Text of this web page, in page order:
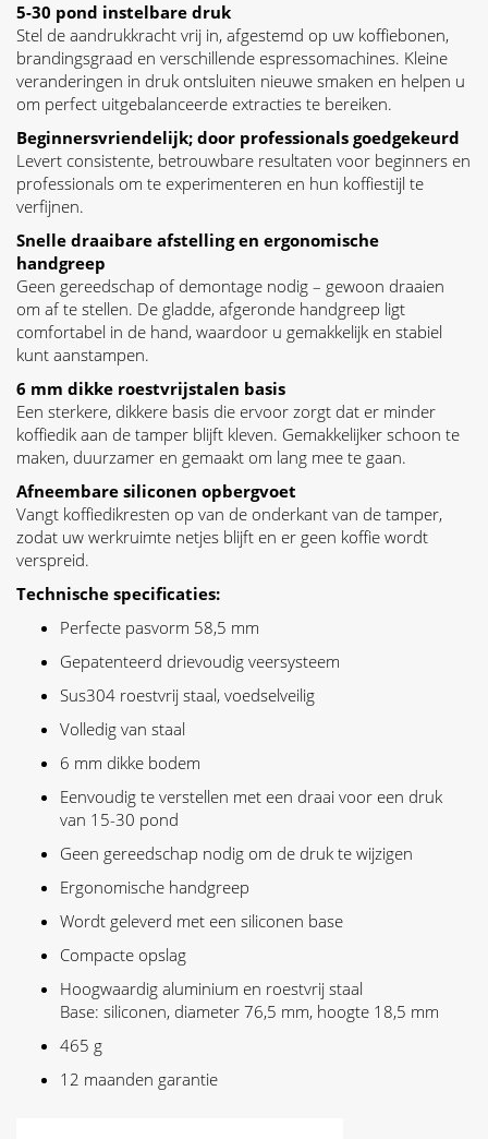
5-30 pond instelbare druk
Stel de aandrukkracht vrij in, afgestemd op uw koffiebonen,
brandingsgraad en verschillende espressomachines. Kleine
veranderingen in druk ontsluiten nieuwe smaken en helpen u
om perfect uitgebalanceerde extracties te bereiken.
Beginnersvriendelijk; door professionals goedgekeurd
Levert consistente, betrouwbare resultaten voor beginners en
professionals om te experimenteren en hun koffiestijl te
verfijnen.
Snelle draaibare afstelling en ergonomische
handgreep
Geen gereedschap of demontage nodig – gewoon draaien
om af te stellen. De gladde, afgeronde handgreep ligt
comfortabel in de hand, waardoor u gemakkelijk en stabiel
kunt aanstampen.
6 mm dikke roestvrijstalen basis
Een sterkere, dikkere basis die ervoor zorgt dat er minder
koffiedik aan de tamper blijft kleven. Gemakkelijker schoon te
maken, duurzamer en gemaakt om lang mee te gaan.
Afneembare siliconen opbergvoet
Vangt koffiedikresten op van de onderkant van de tamper,
zodat uw werkruimte netjes blijft en er geen koffie wordt
verspreid.
Technische specificaties:
Perfecte pasvorm 58,5 mm
Gepatenteerd drievoudig veersysteem
Sus304 roestvrij staal, voedselveilig
Volledig van staal
6 mm dikke bodem
Eenvoudig te verstellen met een draai voor een druk
van 15-30 pond
Geen gereedschap nodig om de druk te wijzigen
Ergonomische handgreep
Wordt geleverd met een siliconen base
Compacte opslag
Hoogwaardig aluminium en roestvrij staal
Base: siliconen, diameter 76,5 mm, hoogte 18,5 mm
465 g
12 maanden garantie